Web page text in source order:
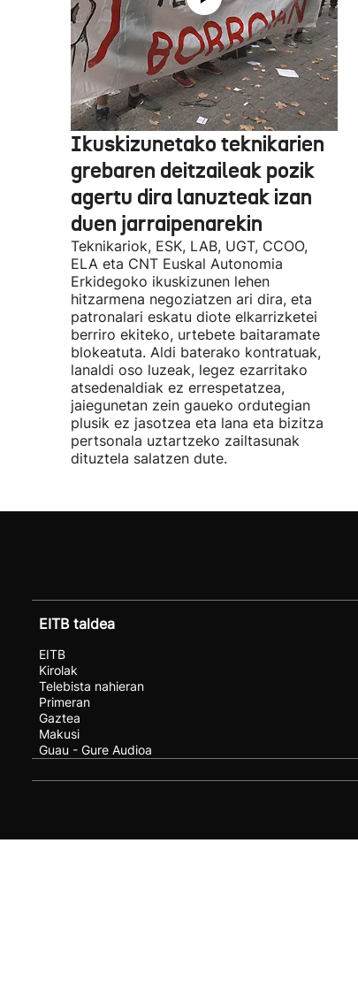
Ikuskizunetako teknikarien
grebaren deitzaileak pozik
agertu dira lanuzteak izan
duen jarraipenarekin
Teknikariok, ESK, LAB, UGT, CCOO,
ELA eta CNT Euskal Autonomia
Erkidegoko ikuskizunen lehen
hitzarmena negoziatzen ari dira, eta
patronalari eskatu diote elkarrizketei
berriro ekiteko, urtebete baitaramate
blokeatuta. Aldi baterako kontratuak,
lanaldi oso luzeak, legez ezarritako
atsedenaldiak ez errespetatzea,
jaiegunetan zein gaueko ordutegian
plusik ez jasotzea eta lana eta bizitza
pertsonala uztartzeko zailtasunak
dituztela salatzen dute.
EITB taldea
EITB
Kirolak
Telebista nahieran
Primeran
Gaztea
Makusi
Guau - Gure Audioa